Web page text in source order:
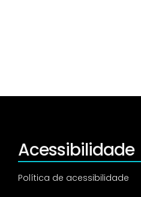
Acessibilidade
Política de acessibilidade